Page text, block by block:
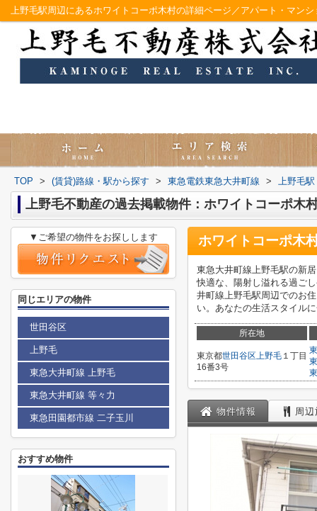
上野毛駅周辺にあるホワイトコーポ木村の詳細ページ／アパート・マン
TOP > (賃貸)路線・駅から探す > 東急電鉄東急大井町線 > 上野毛駅
上野毛不動産の過去掲載物件：ホワイトコーポ木
ホワイトコーポ木
東急大井町線上野毛駅の新
快適な、陽射し溢れる過ご
井町線上野毛駅周辺でのお
い。あなたの生活スタイル
所在地
東京都世田谷区上野毛 １丁目
16番3号
物件情報 周
▼ご希望の物件をお探しします
同じエリアの物件
世田谷区
上野毛
東急大井町線 上野毛
東急大井町線 等々力
東急田園都市線 二子玉川
おすすめ物件